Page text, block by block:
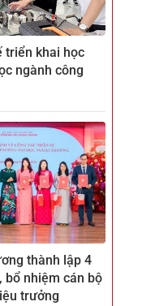
triển khai học
ngành công
thành lập 4
nhiệm cán bộ
trưởng